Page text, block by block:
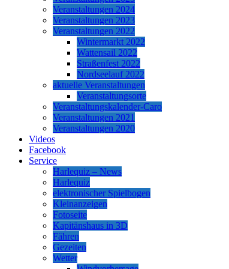
Veranstaltungen 2024
Veranstaltungen 2023
Veranstaltungen 2022
Wintermarkt 2022
Wattensail 2022
Straßenfest 2022
Nordseelauf 2022
aktuelle Veranstaltungen
Veranstaltungsorte
Veranstaltungskalender-Caro
Veranstaltungen 2021
Veranstaltungen 2020
Videos
Facebook
Service
Harlequiz – News
Harlequiz
elektronischer Spielbogen
Kleinanzeigen
Fotoseite
Kapitänshaus in 3D
Fähren
Gezeiten
Wetter